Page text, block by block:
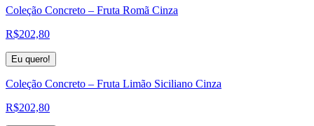
Coleção Concreto – Fruta Romã Cinza
R$202,80
Eu quero!
Coleção Concreto – Fruta Limão Siciliano Cinza
R$202,80